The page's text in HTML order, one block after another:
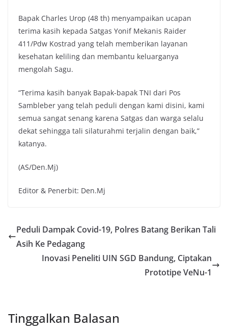
Bapak Charles Urop (48 th) menyampaikan ucapan
terima kasih kepada Satgas Yonif Mekanis Raider
411/Pdw Kostrad yang telah memberikan layanan
kesehatan keliling dan membantu keluarganya
mengolah Sagu.
“Terima kasih banyak Bapak-bapak TNI dari Pos
Sambleber yang telah peduli dengan kami disini, kami
semua sangat senang karena Satgas dan warga selalu
dekat sehingga tali silaturahmi terjalin dengan baik,”
katanya.
(AS/Den.Mj)
Editor & Penerbit: Den.Mj
Peduli Dampak Covid-19, Polres Batang Berikan Tali
Asih Ke Pedagang
Inovasi Peneliti UIN SGD Bandung, Ciptakan
Prototipe VeNu-1
Tinggalkan Balasan